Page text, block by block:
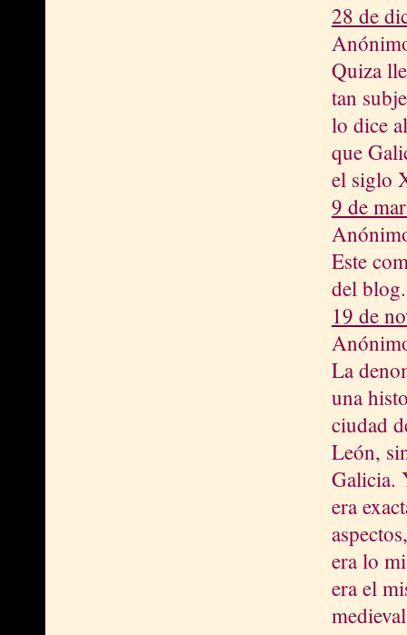
28 de
Quiza
tan
lo dice
que
el siglo
9 de
Este
del blog.
19 de
La
una
ciudad
León,
Galicia.
era
era lo
era el